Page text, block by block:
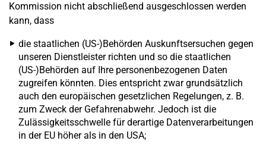
Kommission nicht abschließend ausgeschlossen werden
kann, dass
die staatlichen (US-)Behörden Auskunftsersuchen gegen
unseren Dienstleister richten und so die staatlichen
(US-)Behörden auf Ihre personenbezogenen Daten
zugreifen könnten. Dies entspricht zwar grundsätzlich
auch den europäischen gesetzlichen Regelungen, z. B.
zum Zweck der Gefahrenabwehr. Jedoch ist die
Zulässigkeitsschwelle für derartige Datenverarbeitungen
in der EU höher als in den USA;